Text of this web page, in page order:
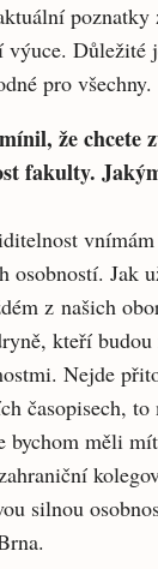
poznatky
Důležité
pro všechny.
že chcete
fakulty.
osobností. Jak
z našich
kteří budou
Nejde
časopisech, to
bychom měli
silnou